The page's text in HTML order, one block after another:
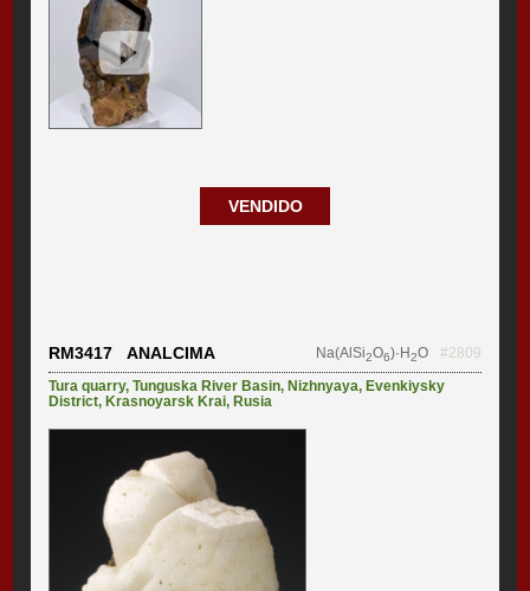
VENDIDO
RM3417 ANALCIMA Na(AlSi2O6)·H2O
#2809
Tura quarry,Tunguska River Basin,Nizhnyaya,Evenkiysky
District,Krasnoyarsk Krai,Rusia